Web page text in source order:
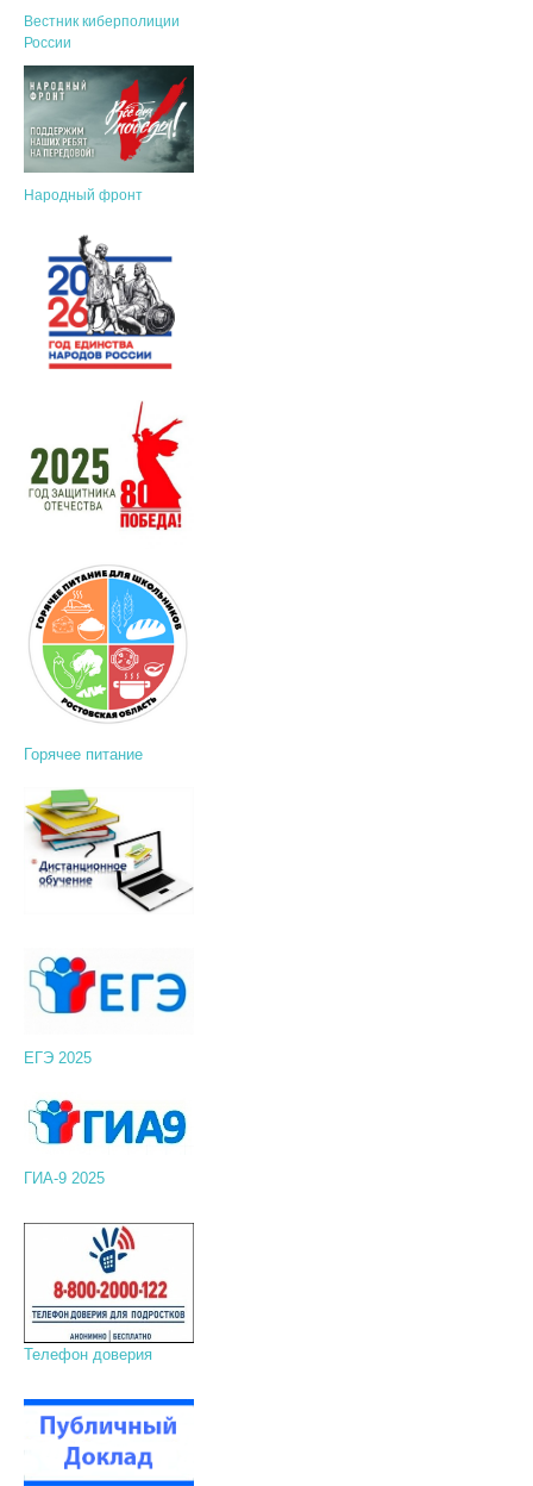
Вестник киберполиции
России
Народный фронт
Горячее питание
ЕГЭ 2025
ГИА-9 2025
Телефон доверия